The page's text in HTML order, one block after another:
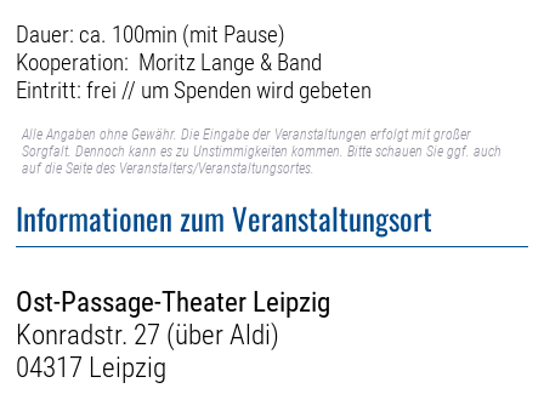
Dauer: ca. 100min (mit Pause)
Kooperation: Moritz Lange & Band
Eintritt: frei // um Spenden wird gebeten
Alle Angaben ohne Gewähr. Die Eingabe der Veranstaltungen erfolgt mit großer
Sorgfalt. Dennoch kann es zu Unstimmigkeiten kommen. Bitte schauen Sie ggf. auch
auf die Seite des Veranstalters/Veranstaltungsortes.
Informationen zum Veranstaltungsort
Ost-Passage-Theater Leipzig
Konradstr. 27 (über Aldi)
04317 Leipzig